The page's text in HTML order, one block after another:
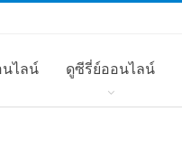
ไลน์ ดูซีรี่ย์ออนไลน์